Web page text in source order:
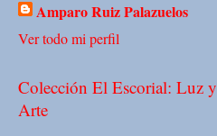
Amparo Ruiz Palazuelos
Ver todo mi perfil
Colección El Escorial: Luz y
Arte